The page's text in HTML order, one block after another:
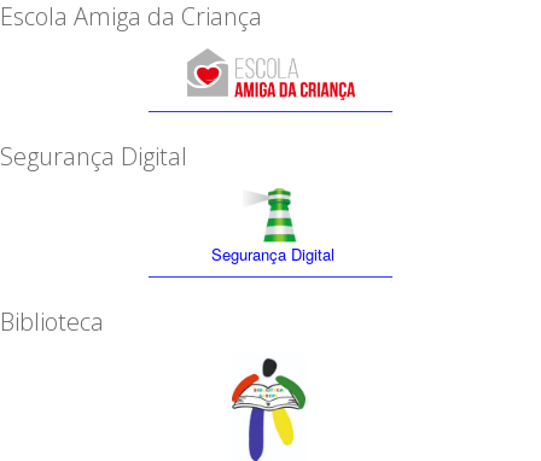
Escola Amiga da Criança
Segurança Digital
Segurança Digital
Biblioteca